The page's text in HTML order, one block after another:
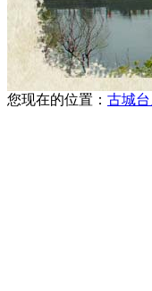
您现在的位置： 古城